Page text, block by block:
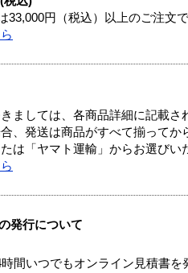
円（税込）以上のご注文で
ましては、各商品詳細に記載さ
、発送は商品がすべて揃ってか
は「ヤマト運輸」からお選びい
発行について
間いつでもオンライン見積書を